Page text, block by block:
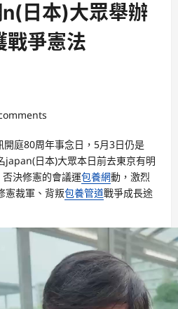
日本)大眾舉辦
戰爭憲法
庭80周年事念日，5月3日仍是
japan(日本)大眾本日前去東京有明
決修憲的會議運包養網動，激烈
憲裁軍、背叛包養管道戰爭成長途